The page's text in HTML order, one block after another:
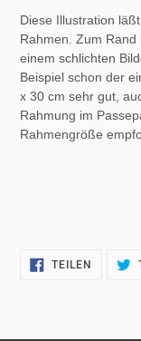
Diese Illustration
Rahmen. Zum
einem schlichten
Beispiel schon der
x 30 cm sehr gut,
Rahmung im
Rahmengröße
TEILEN